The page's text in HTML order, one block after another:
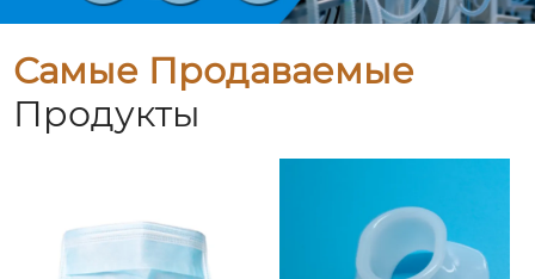
Самые Продаваемые
Продукты